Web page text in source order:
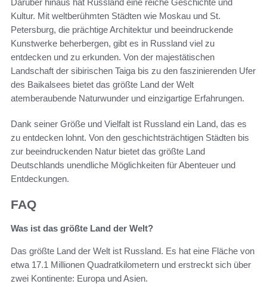
Kultur. Mit weltberühmten Städten wie Moskau und St.
Petersburg, die prächtige Architektur und beeindruckende
Kunstwerke beherbergen, gibt es in Russland viel zu
entdecken und zu erkunden. Von der majestätischen
Landschaft der sibirischen Taiga bis zu den faszinierenden Ufer
des Baikalsees bietet das größte Land der Welt
atemberaubende Naturwunder und einzigartige Erfahrungen.
Dank seiner Größe und Vielfalt ist Russland ein Land, das es
zu entdecken lohnt. Von den geschichtsträchtigen Städten bis
zur beeindruckenden Natur bietet das größte Land
Deutschlands unendliche Möglichkeiten für Abenteuer und
Entdeckungen.
FAQ
Was ist das größte Land der Welt?
Das größte Land der Welt ist Russland. Es hat eine Fläche von
etwa 17.1 Millionen Quadratkilometern und erstreckt sich über
zwei Kontinente: Europa und Asien.